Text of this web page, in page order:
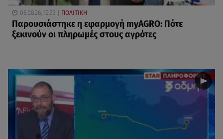
06.08.26, 12:33 ΠΟΛΙΤΙΚΗ
Παρουσιάστηκε η εφαρμογή myAGRO: Πότε
ξεκινούν οι πληρωμές στους αγρότες